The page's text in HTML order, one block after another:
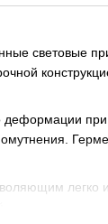
световые
легко